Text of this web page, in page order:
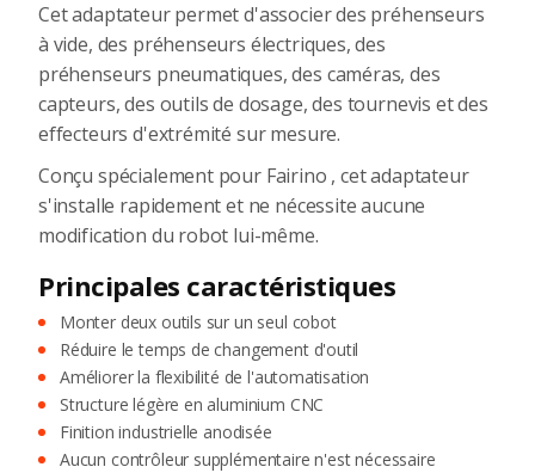
Cet adaptateur permet d'associer des préhenseurs
à vide, des préhenseurs électriques, des
préhenseurs pneumatiques, des caméras, des
capteurs, des outils de dosage, des tournevis et des
effecteurs d'extrémité sur mesure.
Conçu spécialement pour Fairino , cet adaptateur
s'installe rapidement et ne nécessite aucune
modification du robot lui-même.
Principales caractéristiques
Monter deux outils sur un seul cobot
Réduire le temps de changement d'outil
Améliorer la flexibilité de l'automatisation
Structure légère en aluminium CNC
Finition industrielle anodisée
Aucun contrôleur supplémentaire n'est nécessaire